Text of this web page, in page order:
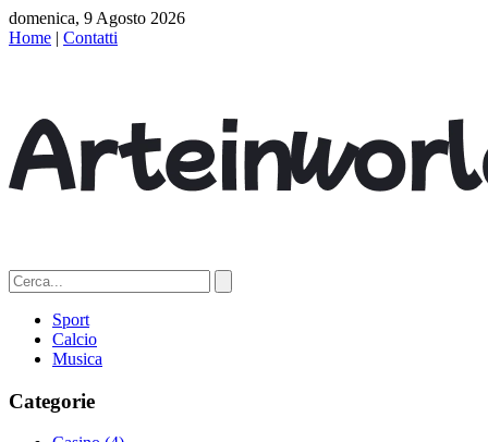
domenica, 9 Agosto 2026
Home | Contatti
Sport
Calcio
Musica
Categorie